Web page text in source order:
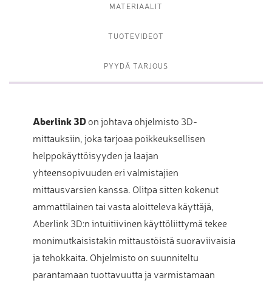
MATERIAALIT
TUOTEVIDEOT
PYYDÄ TARJOUS
Aberlink 3Don johtava ohjelmisto 3D-
mittauksiin, joka tarjoaa poikkeuksellisen
helppokäyttöisyyden ja laajan
yhteensopivuuden eri valmistajien
mittausvarsien kanssa. Olitpa sitten kokenut
ammattilainen tai vasta aloitteleva käyttäjä,
Aberlink 3D:n intuitiivinen käyttöliittymä tekee
monimutkaisistakin mittaustöistä suoraviivaisia
ja tehokkaita. Ohjelmisto on suunniteltu
parantamaan tuottavuutta ja varmistamaan